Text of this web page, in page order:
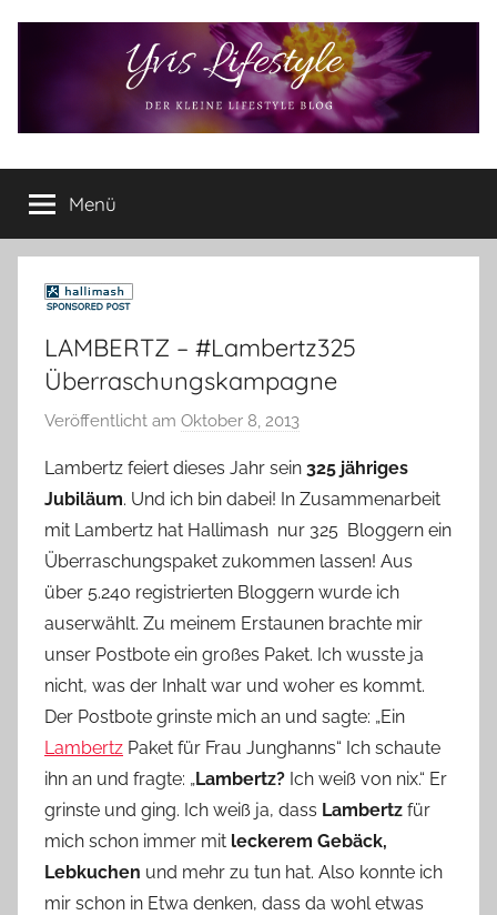
Yvis
Lifestyle
Lifestyle
Blog
–
Lifestyle,
Rezensionen,
Produkttests
vieles
mehr
Menü
LAMBERTZ – #Lambertz325
Überraschungskampagne
Veröffentlicht am Oktober 8, 2013
n
Y
v
o
n
n
e
Lambertz feiert dieses Jahr sein 325 jähriges
Jubiläum. Und ich bin dabei! In Zusammenarbeit
mit Lambertz hat Hallimash nur 325 Bloggern ein
Überraschungspaket zukommen lassen! Aus
über 5.240 registrierten Bloggern wurde ich
auserwählt. Zu meinem Erstaunen brachte mir
unser Postbote ein großes Paket. Ich wusste ja
nicht, was der Inhalt war und woher es kommt.
Der Postbote grinste mich an und sagte: „Ein
Lambertz Paket für Frau Junghanns“ Ich schaute
ihn an und fragte: „Lambertz? Ich weiß von nix.“ Er
grinste und ging. Ich weiß ja, dass Lambertz für
mich schon immer mit leckerem Gebäck,
Lebkuchen und mehr zu tun hat. Also konnte ich
mir schon in Etwa denken, dass da wohl etwas